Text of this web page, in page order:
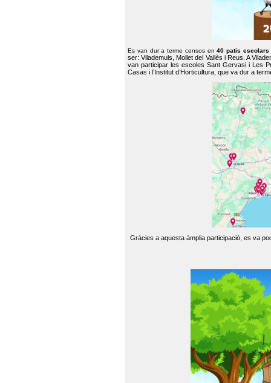
Es van dur a terme censos en40 patis escolars
ser: Vilademuls, Mollet del Vallès i Reus. A
van participar les escoles Sant Gervasi i Les
Casas i l’Institut d’Horticultura, que va dur a
Gràcies a aquesta àmplia participació, es va